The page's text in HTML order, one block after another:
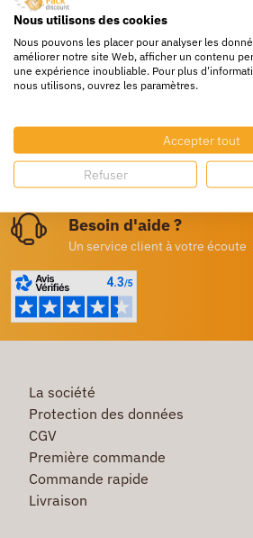
Livraison rapide
24/72h partout en europe
Dès 250€ HT d’achat
Destockage
Profitez de prix bas toute
Besoin d'aide ?
Un service client à votre écoute
La société
Protection des données
CGV
Première commande
Commande rapide
Livraison
Nous utilisons des cookies
Nous pouvons les placer pour analyser les
améliorer notre site Web, afficher un contenu
une expérience inoubliable. Pour plus
nous utilisons, ouvrez les paramètres.
Accepter tout
Refuser